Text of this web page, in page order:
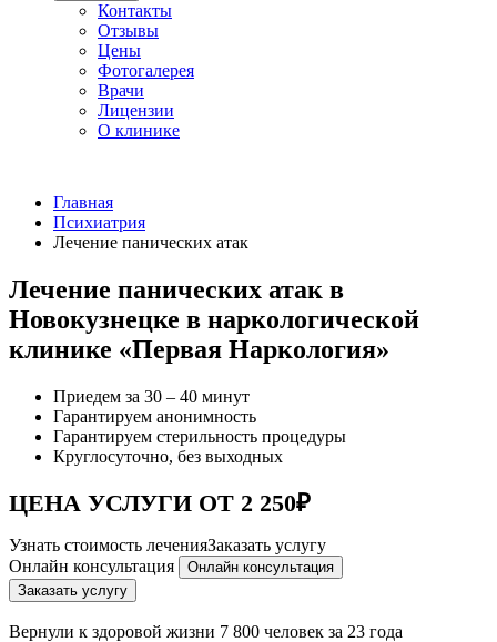
Контакты
Отзывы
Цены
Фотогалерея
Врачи
Лицензии
О клинике
Главная
Психиатрия
Лечение панических атак
Лечение панических атак в
Новокузнецке в наркологической
клинике «Первая Наркология»
Приедем за 30 – 40 минут
Гарантируем анонимность
Гарантируем стерильность процедуры
Круглосуточно, без выходных
ЦЕНА УСЛУГИ ОТ 2 250₽
Узнать стоимость леченияЗаказать услугу
Онлайн консультация
Онлайн консультация
Заказать услугу
Вернули к здоровой жизни 7 800 человек за 23 года